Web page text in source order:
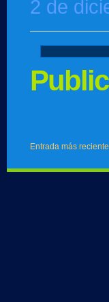
2 de
Entrada más reciente